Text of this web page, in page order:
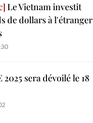
Le Vietnam investit
de dollars à l'étranger
sera dévoilé le 18